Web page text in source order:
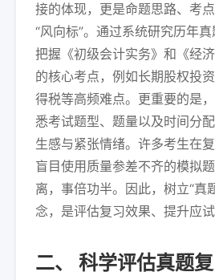
接的体现，更是命题思路、考
“风向标”。通过系统研究历年
把握《初级会计实务》和《经
的核心考点，例如长期股权投
得税等高频难点。更重要的是
悉考试题型、题量以及时间分
生感与紧张情绪。许多考生在
盲目使用质量参差不齐的模拟
离，事倍功半。因此，树立“真
念，是评估复习效果、提升应试
二、 科学评估真题